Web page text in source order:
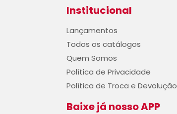
Institucional
Lançamentos
Todos os catálogos
Quem Somos
Política de Privacidade
Política de Troca e Devolução
Baixe já nosso APP